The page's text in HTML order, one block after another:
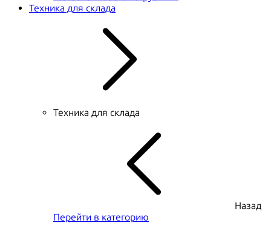
Техника для склада
Техника для склада
Назад
Перейти в категорию